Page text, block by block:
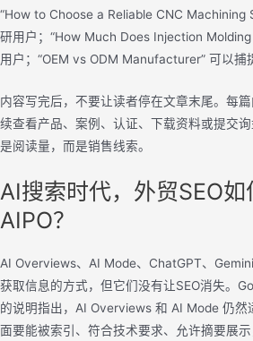
“How to Choose a Reliable CNC Machining
研用户；“How Much Does Injection
用户；“OEM vs ODM Manufacturer” 可以捕
内容写完后，不要让读者停在文章末尾。每
续查看产品、案例、认证、下载资料或提交
是阅读量，而是销售线索。
AI搜索时代，外贸SEO
AIPO？
AI Overviews、AI Mode、ChatGPT、
获取信息的方式，但它们没有让SEO消失。
的说明指出，AI Overviews 和 AI Mode 仍然
面要能被索引、符合技术要求、允许摘要展